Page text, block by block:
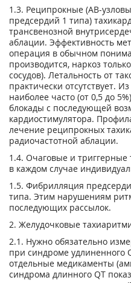
1.3. Реципрокные (АВ-
предсердий 1 типа)
трансвенозной
аблации. Эффективность
операция в обычном
производится, наркоз
сосудов). Летальность от
практически отсутствует.
наиболее часто (от 0,5 до
блокады с последующей
кардиостимулятора.
лечение реципрокных
радиочастотной аблации.
1.4. Очаговые и
в каждом случае
1.5. Фибрилляция
типа. Этим нарушениям
последующих рассылок.
2. Желудочковые
2.1. Нужно обязательно
при синдроме удлиненного
отдельные медикаменты
синдрома длинного QT